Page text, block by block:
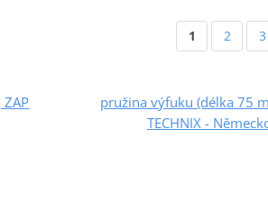
1 2 3
pružina výfuku (délka 75
TECHNIX -